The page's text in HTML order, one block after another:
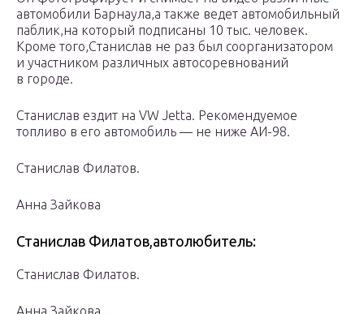
автомобили Барнаула,а также ведет автомобильный
паблик,на который подписаны 10 тыс. человек.
Кроме того,Станислав не раз был соорганизатором
и участником различных автосоревнований
в городе.
Станислав ездит на VW Jetta. Рекомендуемое
топливо в его автомобиль — не ниже АИ-98.
Станислав Филатов.
Анна Зайкова
Станислав Филатов,автолюбитель:
Станислав Филатов.
Анна Зайкова